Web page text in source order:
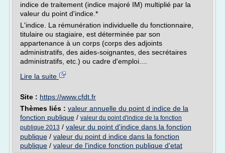
indice de traitement (indice majoré IM) multiplié par la
valeur du point d'indice.*
L'indice. La rémunération individuelle du fonctionnaire,
titulaire ou stagiaire, est déterminée par son
appartenance à un corps (corps des adjoints
administratifs, des aides-soignantes, des secrétaires
administratifs, etc.) ou cadre d'emploi....
Lire la suite
Site : https://www.cfdt.fr
Thèmes liés : valeur annuelle du point d indice de la
fonction publique / valeur du point d'indice de la fonction
publique 2013 / valeur du point d'indice dans la fonction
publique / valeur du point d indice dans la fonction
publique / valeur de l'indice fonction publique d'etat